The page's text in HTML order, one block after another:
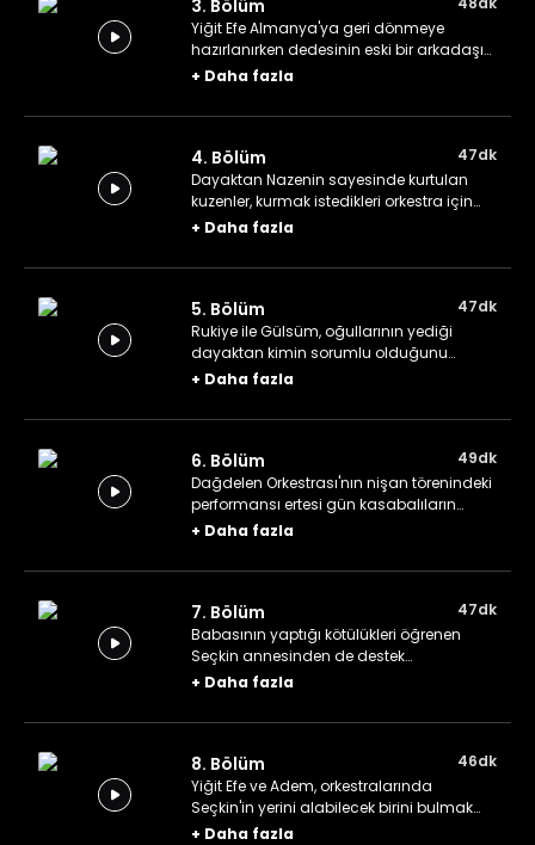
3. Bölüm
Yiğit Efe Almanya'ya geri dönmeye
hazırlanırken dedesinin eski bir arkadaşı
onu bu kararından vazgeçirmek için ona
+ Daha fazla
4. Bölüm
47dk
Dayaktan Nazenin sayesinde kurtulan
kuzenler, kurmak istedikleri orkestra için
prova yapabilecekleri bir alan bulurlar.
+ Daha fazla
5. Bölüm
47dk
Rukiye ile Gülsüm, oğullarının yediği
dayaktan kimin sorumlu olduğunu
öğrenir. Kuzenler ilk defa sahne alacakları
karşılaşır.
+ Daha fazla
6. Bölüm
49dk
Dağdelen Orkestrası'nın nişan törenindeki
performansı ertesi gün kasabalıların
dilinden düşmez. Kuzenler başlarına
merak eder.
+ Daha fazla
7. Bölüm
47dk
Babasının yaptığı kötülükleri öğrenen
Seçkin annesinden de destek
bulamayınca büyük bir hayal kırıklığına
olmaması için düğün sahiplerinin
+ Daha fazla
8. Bölüm
46dk
Yiğit Efe ve Adem, orkestralarında
Seçkin'in yerini alabilecek birini bulmak
için seçmeler düzenler. Nazenin
+ Daha fazla